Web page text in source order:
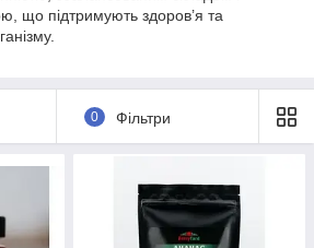
що підтримують здоров’я та
0 Фільтри